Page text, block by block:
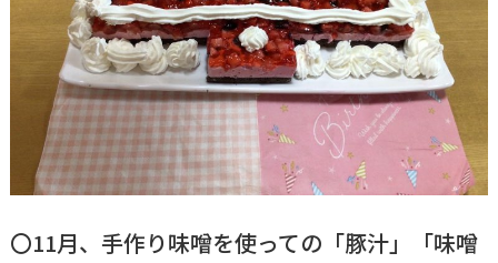
〇11月、手作り味噌を使っての「豚汁」「味噌